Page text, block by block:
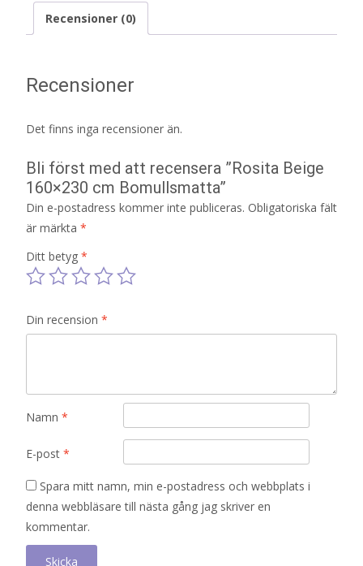
Recensioner (0)
Recensioner
Det finns inga recensioner än.
Bli först med att recensera ”Rosita Beige
160×230 cm Bomullsmatta”
Din e-postadress kommer inte publiceras. Obligatoriska fält
är märkta *
Ditt betyg *
Din recension *
Namn *
E-post *
Spara mitt namn, min e-postadress och webbplats i
denna webbläsare till nästa gång jag skriver en
kommentar.